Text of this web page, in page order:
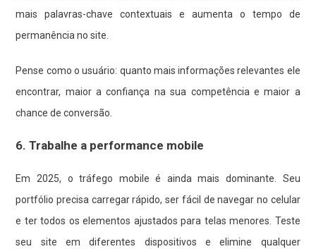
mais palavras-chave contextuais e aumenta o tempo de
permanência no site.
Pense como o usuário: quanto mais informações relevantes ele
encontrar, maior a confiança na sua competência e maior a
chance de conversão.
6. Trabalhe a performance mobile
Em 2025, o tráfego mobile é ainda mais dominante. Seu
portfólio precisa carregar rápido, ser fácil de navegar no celular
e ter todos os elementos ajustados para telas menores. Teste
seu site em diferentes dispositivos e elimine qualquer